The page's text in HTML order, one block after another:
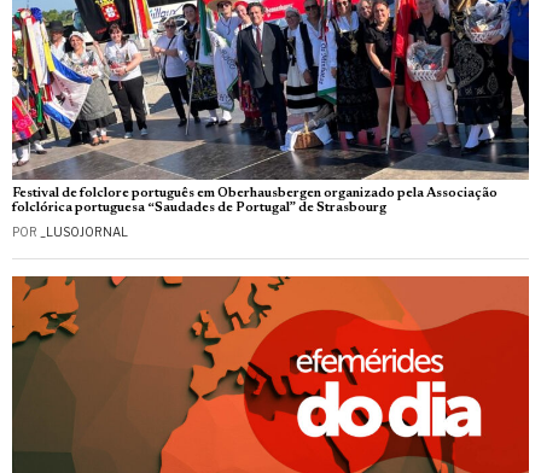
Festival de folclore português em Oberhausbergen organizado pela Associação
folclórica portuguesa “Saudades de Portugal” de Strasbourg
POR _LUSOJORNAL